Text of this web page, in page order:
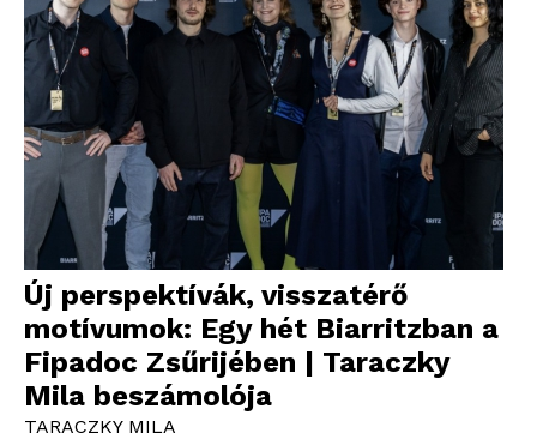
Új perspektívák, visszatérő
motívumok: Egy hét Biarritzban a
Fipadoc Zsűrijében | Taraczky
Mila beszámolója
TARACZKY MILA